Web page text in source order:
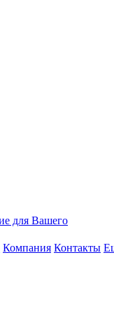
Компания Контакты